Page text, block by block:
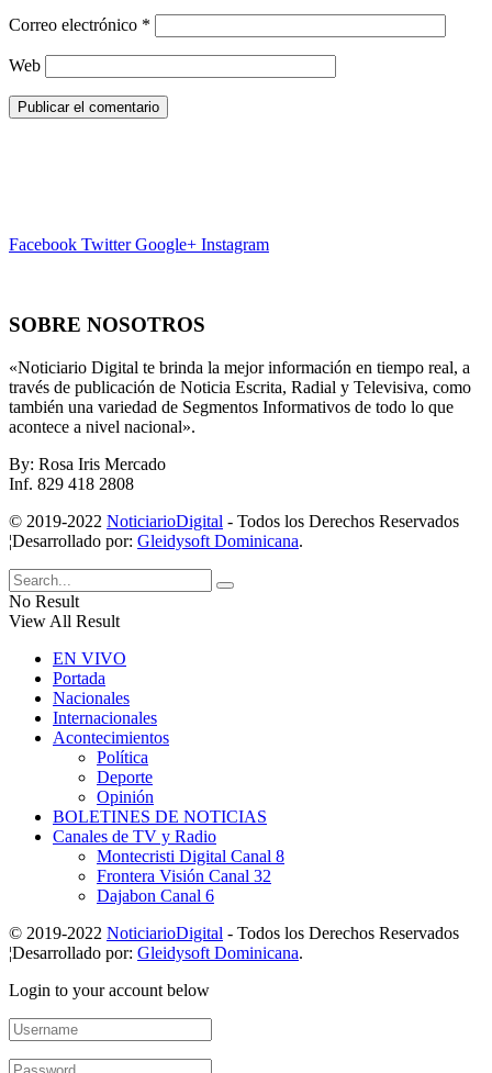
Correo electrónico *
Web
Facebook Twitter Google+ Instagram
SOBRE NOSOTROS
«Noticiario Digital te brinda la mejor información en tiempo real, a
través de publicación de Noticia Escrita, Radial y Televisiva, como
también una variedad de Segmentos Informativos de todo lo que
acontece a nivel nacional».
By: Rosa Iris Mercado
Inf. 829 418 2808
© 2019-2022 NoticiarioDigital - Todos los Derechos Reservados
¦Desarrollado por: Gleidysoft Dominicana.
No Result
View All Result
EN VIVO
Portada
Nacionales
Internacionales
Acontecimientos
Política
Deporte
Opinión
BOLETINES DE NOTICIAS
Canales de TV y Radio
Montecristi Digital Canal 8
Frontera Visión Canal 32
Dajabon Canal 6
© 2019-2022 NoticiarioDigital - Todos los Derechos Reservados
¦Desarrollado por: Gleidysoft Dominicana.
Login to your account below